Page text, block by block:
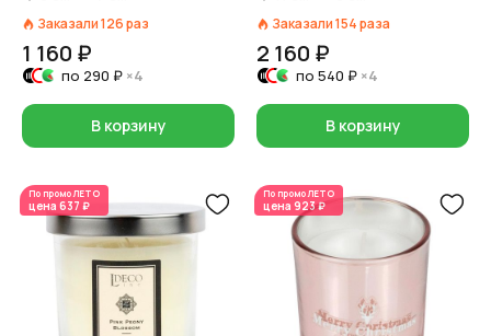
Заказали126раз
1 160 ₽
по 290 ₽ ×4
В корзину
Заказали154раза
2 160 ₽
по 540 ₽ ×4
В корзину
По промоЛЕТО
цена 637 ₽
По промоЛЕТО
цена 923 ₽